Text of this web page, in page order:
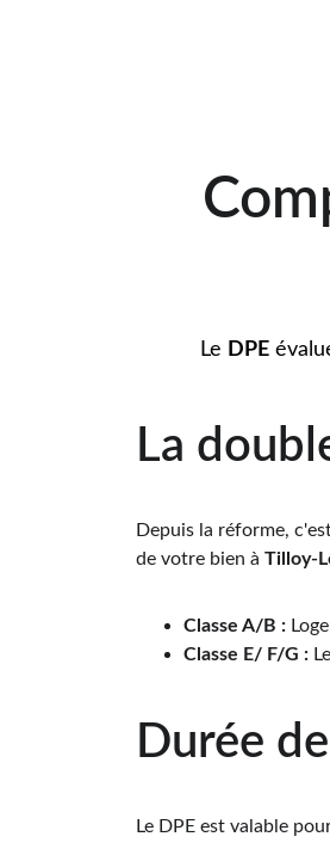
Le DPE
Durée
Le DPE est valable
La
Depuis la réforme,
de votre bien à Tilloy-
Classe A/B :
Classe E/ F/G :